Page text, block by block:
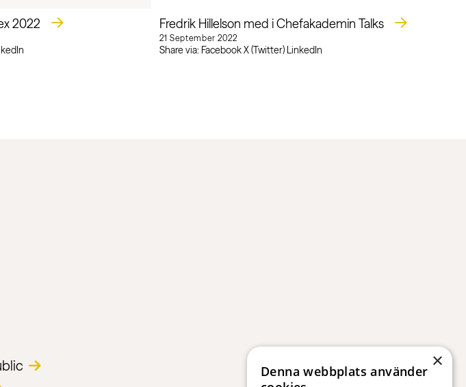
2022 Fredrik Hillelson med i Chefakademin Talks
21 September 2022
Share via: Facebook X (Twitter) LinkedIn
×
Denna webbplats använder